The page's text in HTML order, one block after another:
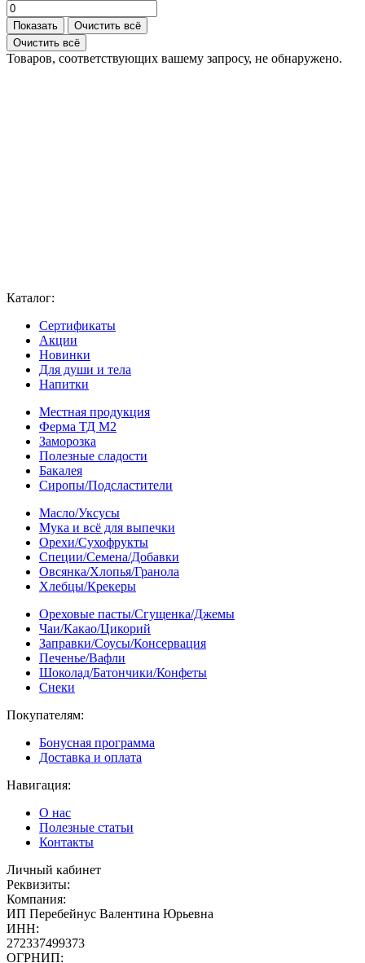
Показать
Очистить всё
Очистить всё
Товаров, соответствующих вашему запросу, не обнаружено.
Каталог:
Сертификаты
Акции
Новинки
Для души и тела
Напитки
Местная продукция
Ферма ТД М2
Заморозка
Полезные сладости
Бакалея
Сиропы/Подсластители
Масло/Уксусы
Мука и всё для выпечки
Орехи/Сухофрукты
Специи/Семена/Добавки
Овсянка/Хлопья/Гранола
Хлебцы/Крекеры
Ореховые пасты/Сгущенка/Джемы
Чаи/Какао/Цикорий
Заправки/Соусы/Консервация
Печенье/Вафли
Шоколад/Батончики/Конфеты
Снеки
Покупателям:
Бонусная программа
Доставка и оплата
Навигация:
О нас
Полезные статьи
Контакты
Личный кабинет
Реквизиты:
Компания:
ИП Перебейнус Валентина Юрьевна
ИНН:
272337499373
ОГРНИП: